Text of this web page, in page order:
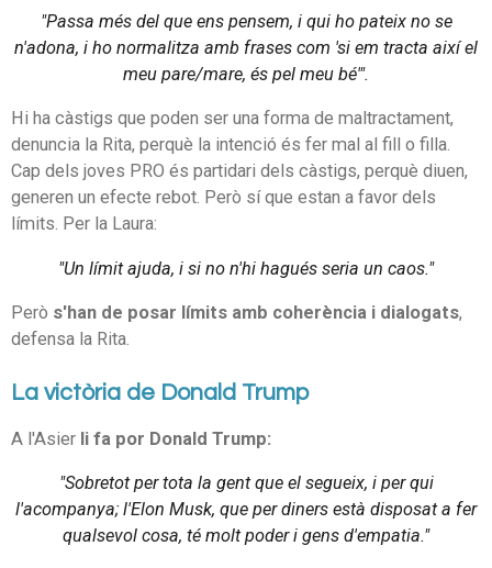
"Passa més del que ens pensem, i qui ho pateix no se
n'adona, i ho normalitza amb frases com 'si em tracta així el
meu pare/mare, és pel meu bé'".
Hi ha càstigs que poden ser una forma de maltractament,
denuncia la Rita, perquè la intenció és fer mal al fill o filla.
Cap dels joves PRO és partidari dels càstigs, perquè diuen,
generen un efecte rebot. Però sí que estan a favor dels
límits. Per la Laura:
"Un límit ajuda, i si no n'hi hagués seria un caos."
Però s'han de posar límits amb coherència i dialogats,
defensa la Rita.
La victòria de Donald Trump
A l'Asier li fa por Donald Trump:
"Sobretot per tota la gent que el segueix, i per qui
l'acompanya; l'Elon Musk, que per diners està disposat a fer
qualsevol cosa, té molt poder i gens d'empatia."